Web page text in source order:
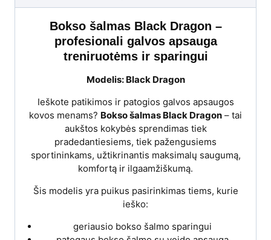
Bokso šalmas Black Dragon –
profesionali galvos apsauga
treniruotėms ir sparingui
Modelis: Black Dragon
Ieškote patikimos ir patogios galvos apsaugos
kovos menams? Bokso šalmas Black Dragon – tai
aukštos kokybės sprendimas tiek
pradedantiesiems, tiek pažengusiems
sportininkams, užtikrinantis maksimalų saugumą,
komfortą ir ilgaamžiškumą.
Šis modelis yra puikus pasirinkimas tiems, kurie
ieško:
geriausio bokso šalmo sparingui